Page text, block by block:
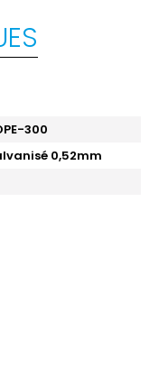
300
0,52mm